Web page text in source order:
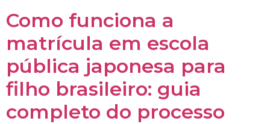
Como funciona a
matrícula em escola
pública japonesa para
filho brasileiro: guia
completo do processo